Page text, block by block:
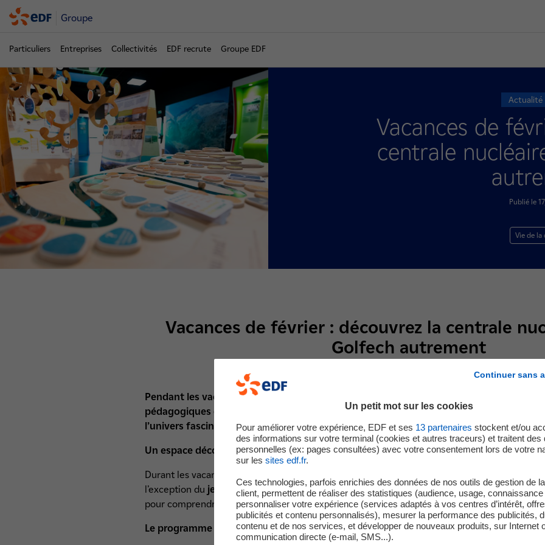
Groupe
Particuliers Entreprises Collectivités EDF recrute Groupe EDF
Actualité
Vacances de
centrale
Publié le
Vie de la
Vacances de février : découvrez la centrale
Golfech autrement
Pendant les vacances de février, la Centrale nucléaire EDF de Golfech propose une
pédagogiques et accessibles à tous. Au cœur de l’espace Odysselec, petits et grands
l’univers fascinant de l’électricité et du fonctionnement d’une centrale, guidés par
Un espace découverte ouvert tout l’après-midi
Durant les vacances scolaires, l’espace Odysselec accueille le public du lundi au vendredi,
l’exception du jeudi 25 février. Les visiteurs peuvent y explorer maquettes, dispositifs
pour comprendre le fonctionnement de la production d’électricité.
Le programme des animations
Continuer sans
Un petit mot sur les cookies
Pour améliorer votre expérience, EDF et ses 13 partenaires stockent et/ou
des informations sur votre terminal (cookies et autres traceurs) et traitent des
personnelles (ex: pages consultées) avec votre consentement lors de votre
sur les sites edf.fr.
Ces technologies, parfois enrichies des données de nos outils de gestion de
client, permettent de réaliser des statistiques (audience, usage,
personnaliser votre expérience (services adaptés à vos centres d’intérêt,
publicités et contenu personnalisés), mesurer la performance des publicités,
contenu et de nos services, et développer de nouveaux produits, sur Internet
communication directe (e-mail, SMS...).